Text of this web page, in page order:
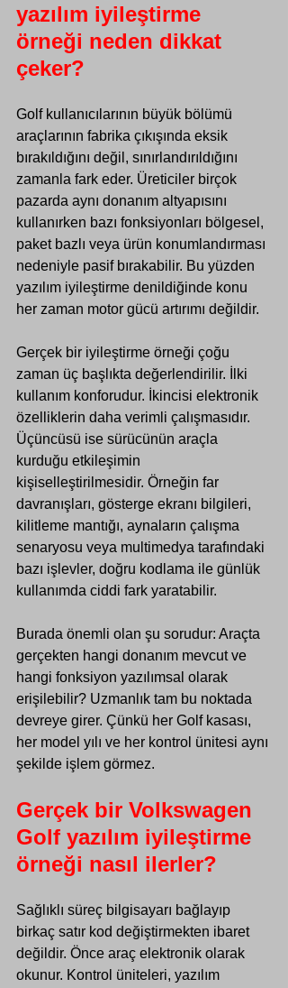
yazılım iyileştirme
örneği neden dikkat
çeker?
Golf kullanıcılarının büyük bölümü
araçlarının fabrika çıkışında eksik
bırakıldığını değil, sınırlandırıldığını
zamanla fark eder. Üreticiler birçok
pazarda aynı donanım altyapısını
kullanırken bazı fonksiyonları bölgesel,
paket bazlı veya ürün konumlandırması
nedeniyle pasif bırakabilir. Bu yüzden
yazılım iyileştirme denildiğinde konu
her zaman motor gücü artırımı değildir.
Gerçek bir iyileştirme örneği çoğu
zaman üç başlıkta değerlendirilir. İlki
kullanım konforudur. İkincisi elektronik
özelliklerin daha verimli çalışmasıdır.
Üçüncüsü ise sürücünün araçla
kurduğu etkileşimin
kişiselleştirilmesidir. Örneğin far
davranışları, gösterge ekranı bilgileri,
kilitleme mantığı, aynaların çalışma
senaryosu veya multimedya tarafındaki
bazı işlevler, doğru kodlama ile günlük
kullanımda ciddi fark yaratabilir.
Burada önemli olan şu sorudur: Araçta
gerçekten hangi donanım mevcut ve
hangi fonksiyon yazılımsal olarak
erişilebilir? Uzmanlık tam bu noktada
devreye girer. Çünkü her Golf kasası,
her model yılı ve her kontrol ünitesi aynı
şekilde işlem görmez.
Gerçek bir Volkswagen
Golf yazılım iyileştirme
örneği nasıl ilerler?
Sağlıklı süreç bilgisayarı bağlayıp
birkaç satır kod değiştirmekten ibaret
değildir. Önce araç elektronik olarak
okunur. Kontrol üniteleri, yazılım